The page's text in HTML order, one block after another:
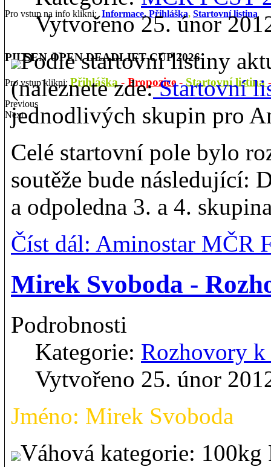
Pro vstup na info klikni: Informace, Přihláška, Startovní listina
PILSEN OPEN DEADLIFT CUP 2026
Pro vstup klikni: Přihláška - Propozice - Startovní listina
Previous
Next
Vytvořeno 25. únor
Podle startovní listiny
(naleznete zde:Startovní
jednodlivých skupin pro
Celé startovní pole bylo
soutěže bude následující:
a odpoledna 3. a 4.
Číst dál: Aminostar MČR
Mirek Svoboda -
Podrobnosti
Kategorie: Rozhovory
Vytvořeno 25. únor
Jméno: Mirek Svoboda
Váhová kategorie: 100kg